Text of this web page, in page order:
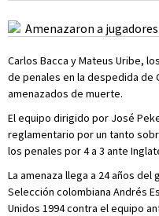
Carlos Bacca y Mateus Uribe,
de penales en la despedida de
amenazados de muerte.
El equipo dirigido por José
reglamentario por un tanto
los penales por 4 a 3 ante
La amenaza llega a 24 años
Selección colombiana Andrés
Unidos 1994 contra el equipo